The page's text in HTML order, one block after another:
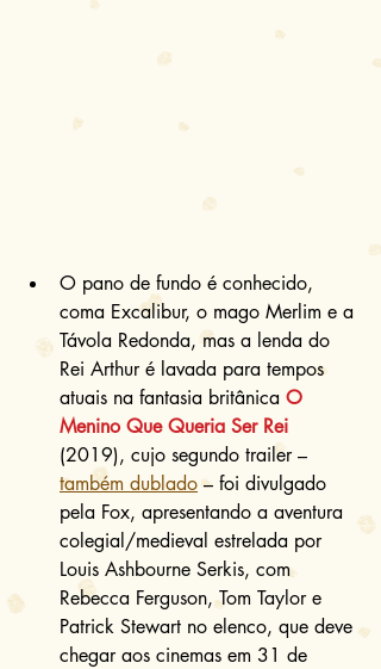
O pano de fundo é conhecido,
coma Excalibur, o mago Merlim e a
Távola Redonda, mas a lenda do
Rei Arthur é lavada para tempos
atuais na fantasia britânica O
Menino Que Queria Ser Rei
(2019), cujo segundo trailer –
também dublado – foi divulgado
pela Fox, apresentando a aventura
colegial/medieval estrelada por
Louis Ashbourne Serkis, com
Rebecca Ferguson, Tom Taylor e
Patrick Stewart no elenco, que deve
chegar aos cinemas em 31 de